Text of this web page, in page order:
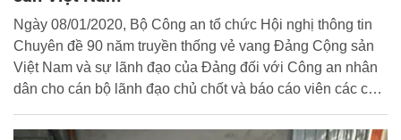
Ngày 08/01/2020, Bộ Công an tổ chức Hội nghị thông tin
Chuyên đề 90 năm truyền thống vẻ vang Đảng Cộng sản
Việt Nam và sự lãnh đạo của Đảng đối với Công an nhân
dân cho cán bộ lãnh đạo chủ chốt và báo cáo viên các cấp